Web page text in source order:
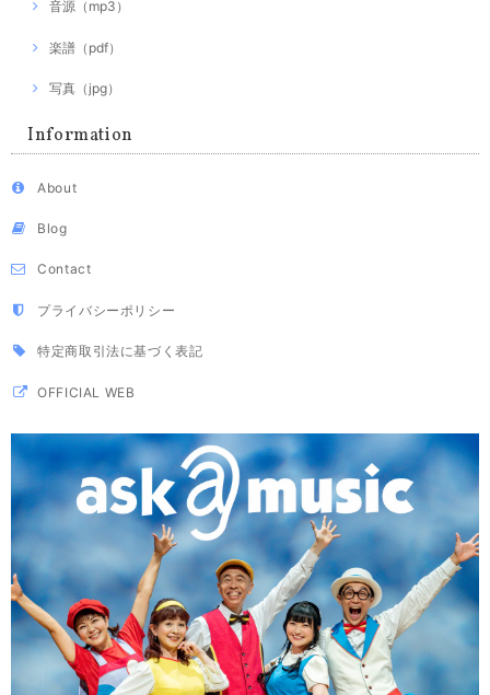
音源（mp3）
楽譜（pdf）
写真（jpg）
Information
About
Blog
Contact
プライバシーポリシー
特定商取引法に基づく表記
OFFICIAL WEB